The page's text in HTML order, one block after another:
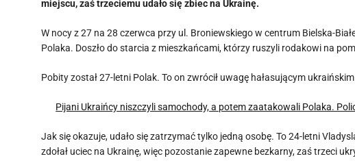
miejscu, zaś trzeciemu udało się zbiec na Ukrainę.
W nocy z 27 na 28 czerwca przy ul. Broniewskiego w centrum Bielska-
Polaka. Doszło do starcia z mieszkańcami, którzy ruszyli rodakowi na
Pobity został 27-letni Polak. To on zwrócił uwagę hałasującym
Pijani Ukraińcy niszczyli samochody, a potem zaatakowali Polaka.
Jak się okazuje, udało się zatrzymać tylko jedną osobę. To 24-letni
zdołał uciec na Ukrainę, więc pozostanie zapewne bezkarny, zaś trzeci